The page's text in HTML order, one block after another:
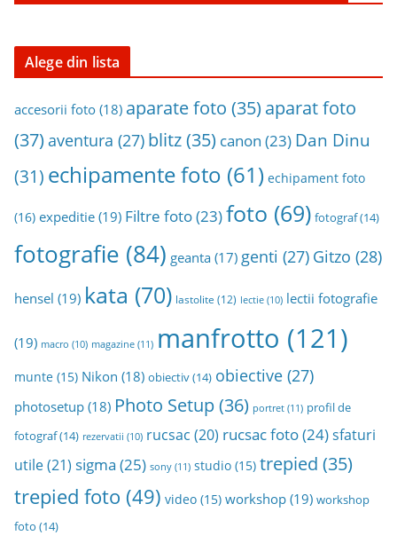
a
r
i
v
Alege din lista
accesorii foto (18) aparate foto (35) aparat foto
(37) aventura (27) blitz(35) canon (23) Dan Dinu
(31) echipamente foto (61) echipament foto
(16) expeditie (19) Filtre foto(23)foto (69) fotograf(14)
fotografie (84) geanta (17) genti (27) Gitzo (28)
hensel (19) kata (70) lastolite (12) lectie (10) lectii fotografie
(19) macro (10) magazine (11) manfrotto (121)
munte (15) Nikon (18) obiectiv(14) obiective (27)
photosetup (18) Photo Setup(36) portret (11) profil de
fotograf(14) rezervatii (10) rucsac (20) rucsac foto(24)sfaturi
utile(21) sigma (25) sony (11) studio (15) trepied (35)
trepied foto (49) video (15) workshop (19) workshop
foto (14)